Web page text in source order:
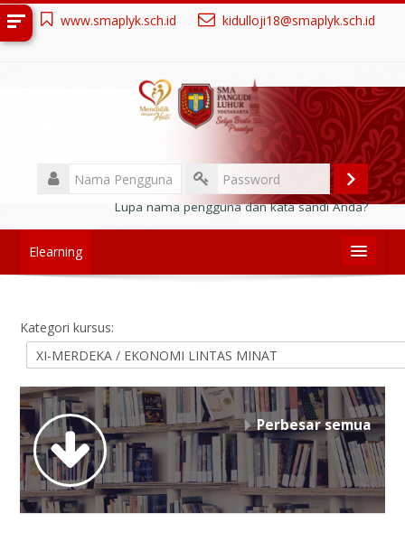
Loncat
ke
www.smaplyk.sch.id kidulloji18@smaplyk.sch.id
Nama
Pengguna
Masuk
Lupa nama pengguna dan kata sandi Anda?
Elearning
PPDB
PENGUMUMAN
SERBA-SERBI
PEMBELAJARAN
Kategori kursus:
Perbesar semua